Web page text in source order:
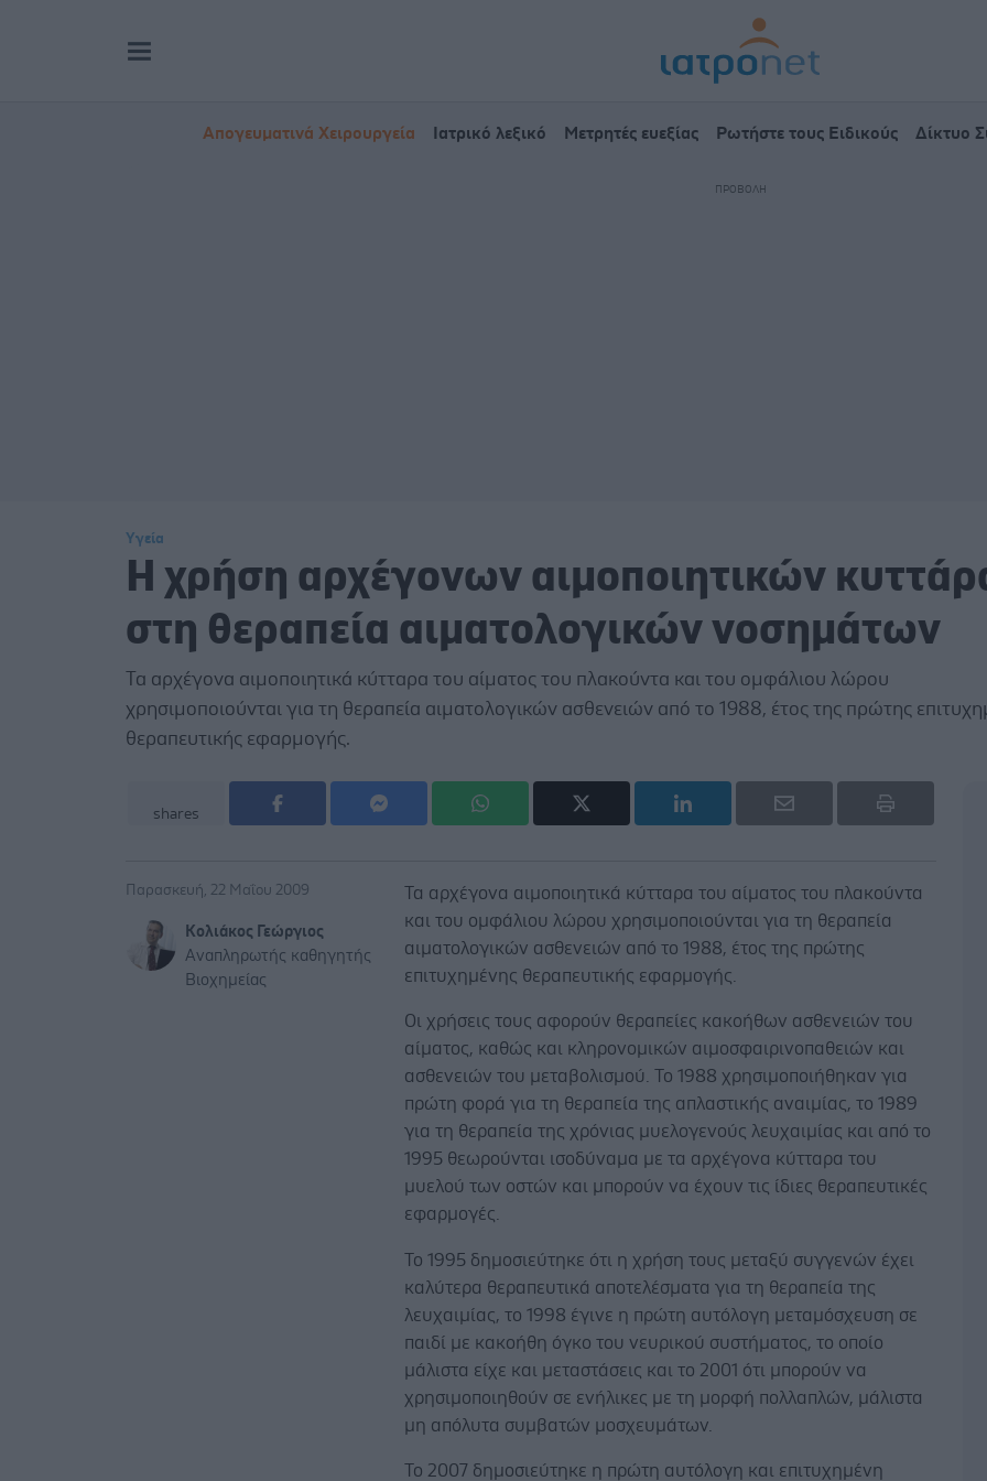
Απογευματινά Χειρουργεία Ιατρικό λεξικό Μετρητές ευεξίας Ρωτήστε τους Ειδικούς Δίκτυο
Υγεία
Η χρήση αρχέγονων αιμοποιητικών
στη θεραπεία αιματολογικών νοσημάτων
Τα αρχέγονα αιμοποιητικά κύτταρα του αίματος του πλακούντα και του ομφάλιου λώρου
χρησιμοποιούνται για τη θεραπεία αιματολογικών ασθενειών από το 1988, έτος της πρώτης
θεραπευτικής εφαρμογής.
shares
Παρασκευή, 22 Μαΐου 2009
Κολιάκος Γεώργιος
Αναπληρωτής καθηγητής
Βιοχημείας
Τα αρχέγονα αιμοποιητικά κύτταρα του αίματος του πλακούντα
και του ομφάλιου λώρου χρησιμοποιούνται για τη θεραπεία
αιματολογικών ασθενειών από το 1988, έτος της πρώτης
επιτυχημένης θεραπευτικής εφαρμογής.
Οι χρήσεις τους αφορούν θεραπείες κακοήθων ασθενειών του
αίματος, καθώς και κληρονομικών αιμοσφαιρινοπαθειών και
ασθενειών του μεταβολισμού. Το 1988 χρησιμοποιήθηκαν για
πρώτη φορά για τη θεραπεία της απλαστικής αναιμίας, το 1989
για τη θεραπεία της χρόνιας μυελογενούς λευχαιμίας και από το
1995 θεωρούνται ισοδύναμα με τα αρχέγονα κύτταρα του
μυελού των οστών και μπορούν να έχουν τις ίδιες θεραπευτικές
εφαρμογές.
Το 1995 δημοσιεύτηκε ότι η χρήση τους μεταξύ συγγενών έχει
καλύτερα θεραπευτικά αποτελέσματα για τη θεραπεία της
λευχαιμίας, το 1998 έγινε η πρώτη αυτόλογη μεταμόσχευση σε
παιδί με κακοήθη όγκο του νευρικού συστήματος, το οποίο
μάλιστα είχε και μεταστάσεις και το 2001 ότι μπορούν να
χρησιμοποιηθούν σε ενήλικες με τη μορφή πολλαπλών, μάλιστα
μη απόλυτα συμβατών μοσχευμάτων.
Το 2007 δημοσιεύτηκε η πρώτη αυτόλογη και επιτυχημένη